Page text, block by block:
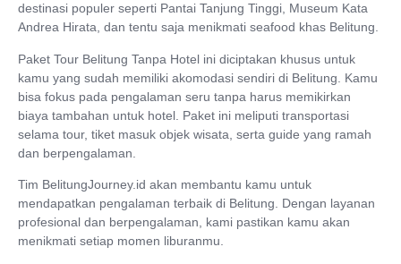
destinasi populer seperti Pantai Tanjung Tinggi, Museum Kata
Andrea Hirata, dan tentu saja menikmati seafood khas Belitung.
Paket Tour Belitung Tanpa Hotel ini diciptakan khusus untuk
kamu yang sudah memiliki akomodasi sendiri di Belitung. Kamu
bisa fokus pada pengalaman seru tanpa harus memikirkan
biaya tambahan untuk hotel. Paket ini meliputi transportasi
selama tour, tiket masuk objek wisata, serta guide yang ramah
dan berpengalaman.
Tim BelitungJourney.id akan membantu kamu untuk
mendapatkan pengalaman terbaik di Belitung. Dengan layanan
profesional dan berpengalaman, kami pastikan kamu akan
menikmati setiap momen liburanmu.